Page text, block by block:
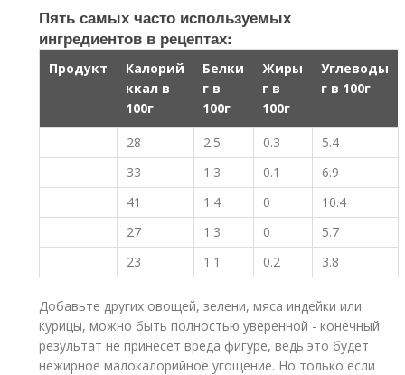
Пять самых часто используемых
ингредиентов в рецептах:
Продукт
Калорий
ккал в
100г
Белки
г в
100г
Жиры
г в
100г
Углеводы
г в 100г
28 2.5 0.3
5.4
33
1.3 0.1
6.9
41
1.4 0
10.4
27
1.3 0
5.7
23
1.1 0.2 3.8
Добавьте других овощей, зелени, мяса индейки или
курицы, можно быть полностью уверенной - конечный
результат не принесет вреда фигуре, ведь это будет
нежирное малокалорийное угощение. Но только если